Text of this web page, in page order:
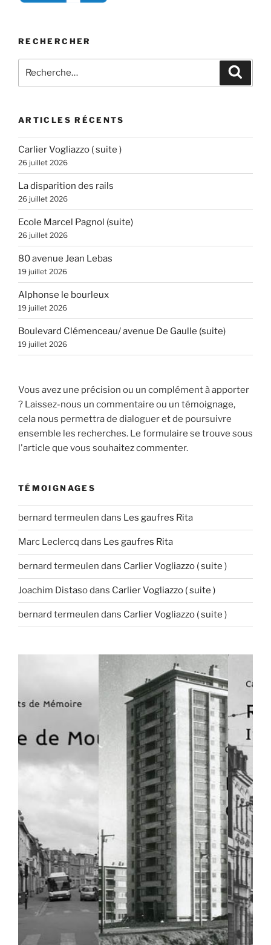
RECHERCHER
pour
ARTICLES RÉCENTS
Carlier Vogliazzo ( suite )
26 juillet 2026
La disparition des rails
26 juillet 2026
Ecole Marcel Pagnol (suite)
26 juillet 2026
80 avenue Jean Lebas
19 juillet 2026
Alphonse le bourleux
19 juillet 2026
Boulevard Clémenceau/ avenue De Gaulle (suite)
19 juillet 2026
Vous avez une précision ou un complément à apporter
? Laissez-nous un commentaire ou un témoignage,
cela nous permettra de dialoguer et de poursuivre
ensemble les recherches. Le formulaire se trouve sous
l'article que vous souhaitez commenter.
TÉMOIGNAGES
bernard termeulen dans Les gaufres Rita
Marc Leclercq dans Les gaufres Rita
bernard termeulen dans Carlier Vogliazzo ( suite )
Joachim Distasodans Carlier Vogliazzo ( suite )
bernard termeulen dans Carlier Vogliazzo ( suite )